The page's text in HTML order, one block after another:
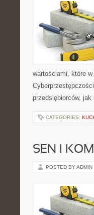
wartościami, które
przedsiębiorców,
CATEGORIES:
SEN I
POSTED BY ADMIN